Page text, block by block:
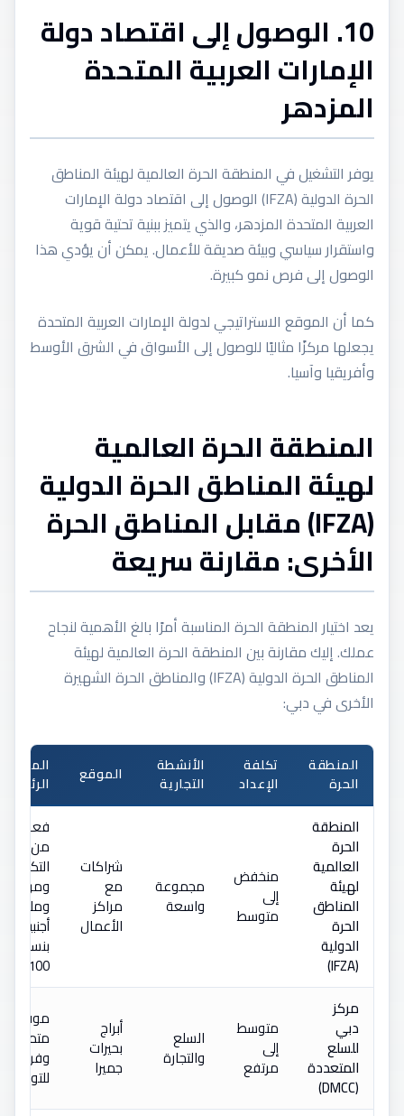
10. الوصول إلى اقتصاد دولة
الإمارات العربية المتحدة
المزدهر
يوفر التشغيل في المنطقة الحرة العالمية لهيئة المناطق
الحرة الدولية (IFZA) الوصول إلى اقتصاد دولة الإمارات
العربية المتحدة المزدهر، والذي يتميز ببنية تحتية قوية
واستقرار سياسي وبيئة صديقة للأعمال. يمكن أن يؤدي هذا
الوصول إلى فرص نمو كبيرة.
كما أن الموقع الاستراتيجي لدولة الإمارات العربية المتحدة
يجعلها مركزًا مثاليًا للوصول إلى الأسواق في الشرق الأوسط
وأفريقيا وآسيا.
المنطقة الحرة العالمية
لهيئة المناطق الحرة الدولية
(IFZA) مقابل المناطق الحرة
الأخرى: مقارنة سريعة
يعد اختيار المنطقة الحرة المناسبة أمرًا بالغ الأهمية لنجاح
عملك. إليك مقارنة بين المنطقة الحرة العالمية لهيئة
المناطق الحرة الدولية (IFZA) والمناطق الحرة الشهيرة
الأخرى في دبي:
المنطقة
الحرة
تكلفة
الإعداد
الأنشطة
التجارية
الموقع
المزايا
الرئيسية
المنطقة
الحرة
العالمية
لهيئة
المناطق
الحرة
الدولية
(IFZA)
منخفض
إلى
متوسط
مجموعة
واسعة
شراكات
مع
مراكز
الأعمال
فعالة
من حيث
التكلفة
ومرنة
وملكية
أجنبية
بنسبة
100٪
مركز
دبي
للسلع
المتعددة
(DMCC)
متوسط
إلى
مرتفع
السلع
والتجارة
أبراج
بحيرات
جميرا
موقع
متميز
وفرص
للتواصل